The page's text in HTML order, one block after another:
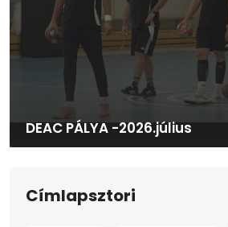
DEAC PÁLYA -2026.július
Címlapsztori